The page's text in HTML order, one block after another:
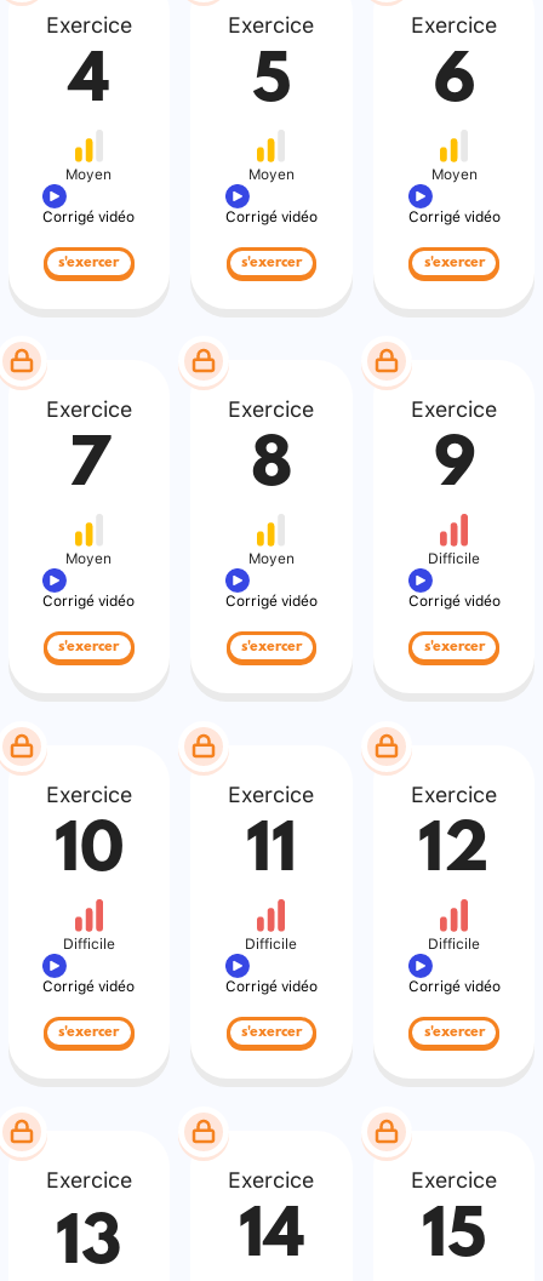
Exercice
4
Moyen
Corrigé vidéo
s'exercer
Exercice
5
Moyen
Corrigé vidéo
s'exercer
Exercice
6
Moyen
Corrigé vidéo
s'exercer
Exercice
7
Moyen
Corrigé vidéo
s'exercer
Exercice
8
Moyen
Corrigé vidéo
s'exercer
Exercice
9
Difficile
Corrigé vidéo
s'exercer
Exercice
10
Difficile
Corrigé vidéo
s'exercer
Exercice
11
Difficile
Corrigé vidéo
s'exercer
Exercice
12
Difficile
Corrigé vidéo
s'exercer
Exercice
13
Exercice
14
Exercice
15